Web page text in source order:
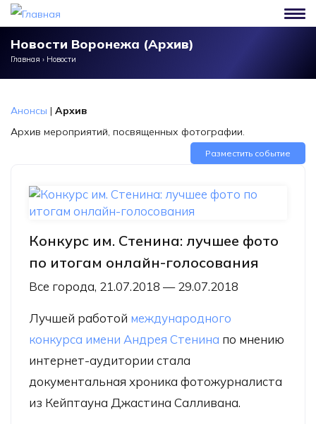
Перейти к основному содержанию
Новости Воронежа (Архив)
Главная › Новости
Анонсы | Архив
Архив мероприятий, посвященных фотографии.
Разместить событие
Конкурс им. Стенина: лучшее фото
по итогам онлайн-голосования
Все города, 21.07.2018 — 29.07.2018
Лучшей работой международного
конкурса имени Андрея Стенина по мнению
интернет-аудитории стала
документальная хроника фотожурналиста
из Кейптауна Джастина Салливана.